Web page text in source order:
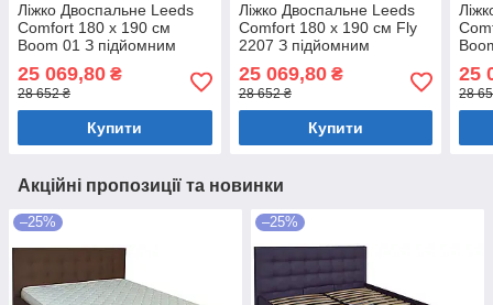
Ліжко Двоспальне Leeds
Comfort 180 х 190 см
Boom 01 З підйомним
механізмом та нішою для
білизни Білий
25 069,80 ₴
28 652 ₴
Купити
Ліжко Двоспальне Leeds
Comfort 180 х 190 см Fly
2207 З підйомним
механізмом та нішою для
білизни Бежевий
25 069,80₴
28 652 ₴
Купити
25
28
Акційні пропозиції та новинки
–25% –25%